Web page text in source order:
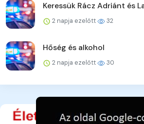
Keressük Rácz Adriánt és
2 napja ezelőtt 32
Hőség és alkohol
2 napja ezelőtt 30